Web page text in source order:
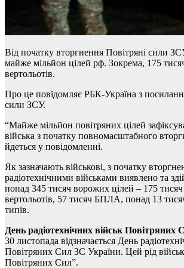
Від початку вторгнення Повітряні сили
майже мільйон цілей рф. Зокрема, 175 тисяч
вертольотів.
Про це повідомляє РБК-Україна з
сили ЗСУ.
“Майже мільйон повітряних цілей
війська з початку повномасштабного
йдеться у повідомленні.
Як зазначають військові, з початку
радіотехнічними військами виявлено та
понад 345 тисяч ворожих цілей – 175 тисяч
вертольотів, 57 тисяч БПЛА, понад 13
типів.
День радіотехнічних військ
30 листопада відзначається День
Повітряних Сил ЗС України. Цей рід
Повітряних Сил”.